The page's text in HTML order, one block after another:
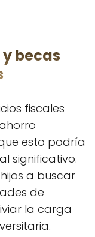
becas
fiscales
esto podría
significativo.
a buscar
de
la carga